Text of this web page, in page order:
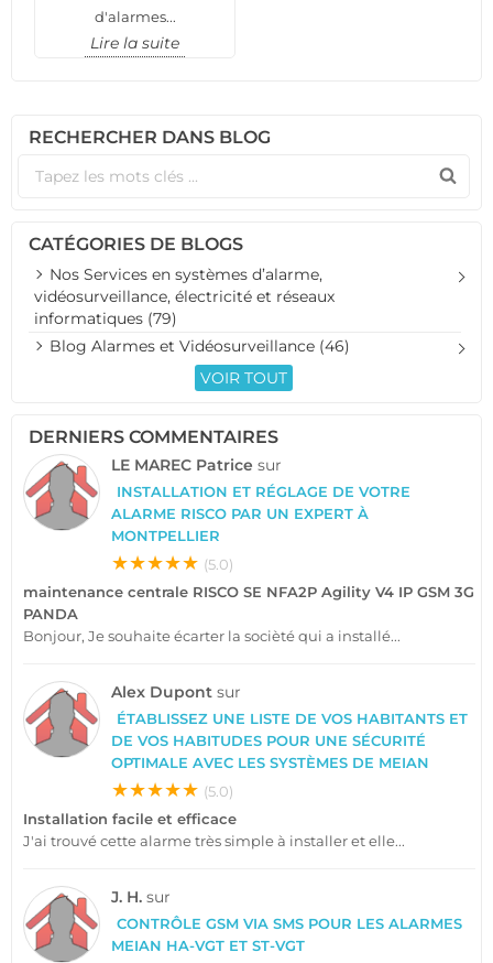
d'alarmes...
Lire la suite
RECHERCHER DANS BLOG
CATÉGORIES DE BLOGS
Nos Services en systèmes d’alarme,
vidéosurveillance, électricité et réseaux
informatiques (79)
Blog Alarmes et Vidéosurveillance (46)
VOIR TOUT
DERNIERS COMMENTAIRES
LE MAREC Patrice sur
INSTALLATION ET RÉGLAGE DE VOTRE
ALARME RISCO PAR UN EXPERT À
MONTPELLIER
★★★★★ (5.0)
maintenance centrale RISCO SE NFA2P Agility V4 IP GSM 3G
PANDA
Bonjour, Je souhaite écarter la socièté qui a installé...
Alex Dupont sur
ÉTABLISSEZ UNE LISTE DE VOS HABITANTS ET
DE VOS HABITUDES POUR UNE SÉCURITÉ
OPTIMALE AVEC LES SYSTÈMES DE MEIAN
★★★★★ (5.0)
Installation facile et efficace
J'ai trouvé cette alarme très simple à installer et elle...
J. H. sur
CONTRÔLE GSM VIA SMS POUR LES ALARMES
MEIAN HA-VGT ET ST-VGT